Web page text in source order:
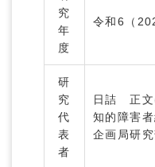
究
年
度
令和6（
研
究
代
表
者
日詰 正文
知的障害
企画局研